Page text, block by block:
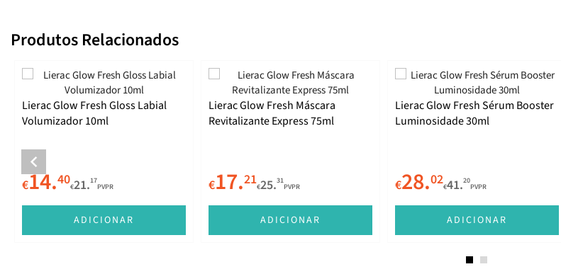
Produtos Relacionados
Lierac Glow Fresh Gloss Labial
Volumizador 10ml
€14.40€21.17
PVPR
ADICIONAR
Lierac Glow Fresh Máscara
Revitalizante Express 75ml
€17.21€25.31
PVPR
ADICIONAR
Lierac Glow Fresh Sérum Booster
Luminosidade 30ml
€28.02€41.20
PVPR
ADICIONAR